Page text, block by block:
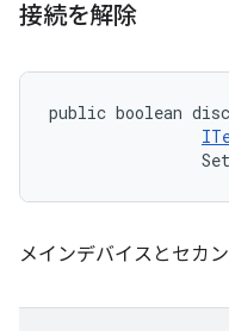
接続を解除
public boolean
メインデバイスとセカ